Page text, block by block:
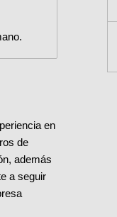
en
de
además
a seguir